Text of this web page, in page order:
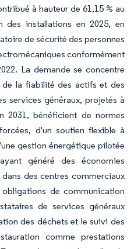
à hauteur de 61,15 % au
installations en 2025, en
de sécurité des personnes
conformément
La demande se concentre
la fiabilité des actifs et des
services généraux, projetés à
2031, bénéficient de normes
d'un soutien flexible à
gestion énergétique pilotée
généré des économies
des centres commerciaux
de communication
de services généraux
des déchets et le suivi des
comme prestations